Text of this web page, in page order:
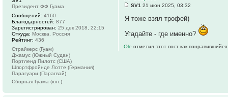
SV1 21 июн 2025, 03:32
Я тоже взял трофей)
Угадайте - где именно?
Ole отметил этот пост как понравившийся.
Президент ФФ Гуама
Сообщений: 4160
Благодарностей: 877
Зарегистрирован: 25 дек 2018, 22:15
Откуда: Москва, Россия
Рейтинг: 436
Страйкерс (Гуам)
Джамус (Южный Судан)
Портленд Пилотс (США)
Шпортфройнде Лотте (Германия)
Парагуари (Парагвай)
Сборная Гуама (юн.)